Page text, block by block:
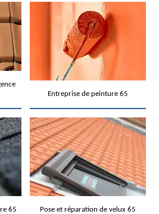
Entreprise de peinture 65
65 Pose et réparation de velux 65